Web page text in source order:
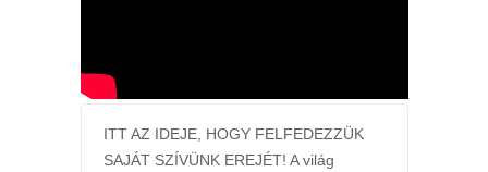
ITT AZ IDEJE, HOGY FELFEDEZZÜK
SAJÁT SZÍVÜNK EREJÉT! A világ